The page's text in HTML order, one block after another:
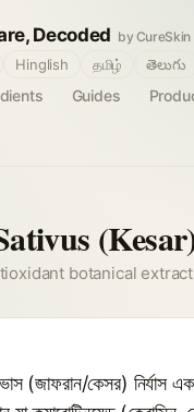
Decoded by CureSkin
Guides
Hinglish தமிழ் తెలుగు
botanical extract
(জাফরান/কেসর) নির্যাস